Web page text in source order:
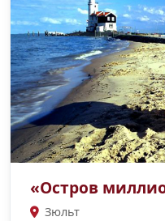
«Остров
Зюльт